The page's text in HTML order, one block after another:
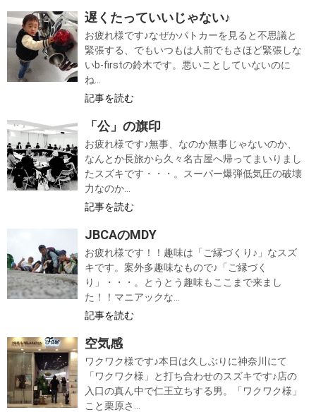
遅くたっていいじゃない♪
お疲れ様です♪なぜかパトカーを見ると不思議と
緊張する、でもいつもは人前でもさほど緊張しな
いb-firstの鈴木です。悪いことしていないのに
ね...
記事を読む
「公」の旗印
お疲れ様です♪無事、なのか無事じゃないのか、
なんとか長旅から久々名古屋へ帰ってまいりまし
たスズキです・・・。スーパー爆弾低気圧の破壊
力なのか...
記事を読む
JBCAのMDY
お疲れ様です！！趣味は「ご縁づくり♪」なスズ
キです。案外多趣味なもので♪「ご縁づく
り」・・・。とうとう趣味もここまで来まし
た！！マニアックな...
記事を読む
空気感
ワクワク様です♪本日は久しぶりに神奈川にて
「ワクワク様」と打ち合わせのスズキです♪店の
入口の真ん中で仁王立ちする男。「ワクワク様」
こと栗原さ...